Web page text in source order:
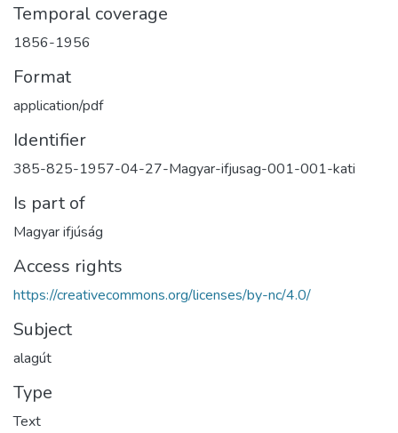
Temporal coverage
1856-1956
Format
application/pdf
Identifier
385-825-1957-04-27-Magyar-ifjusag-001-001-kati
Is part of
Magyar ifjúság
Access rights
https://creativecommons.org/licenses/by-nc/4.0/
Subject
alagút
Type
Text